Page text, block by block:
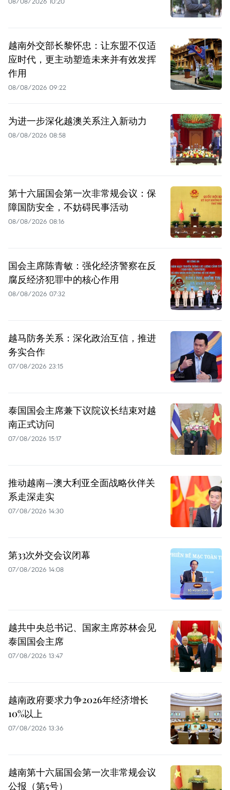
越南外交部长黎怀忠：让东盟不仅适
应时代，更主动塑造未来并有效发挥
作用
08/08/2026 09:22
为进一步深化越澳关系注入新动力
08/08/2026 08:58
第十六届国会第一次非常规会议：保
障国防安全，不妨碍民事活动
08/08/2026 08:16
国会主席陈青敏：强化经济警察在反
腐反经济犯罪中的核心作用
08/08/2026 07:32
越马防务关系：深化政治互信，推进
务实合作
07/08/2026 23:15
泰国国会主席兼下议院议长结束对越
南正式访问
07/08/2026 15:17
推动越南—澳大利亚全面战略伙伴关
系走深走实
07/08/2026 14:30
第33次外交会议闭幕
07/08/2026 14:08
越共中央总书记、国家主席苏林会见
泰国国会主席
07/08/2026 13:47
越南政府要求力争2026年经济增长
10%以上
07/08/2026 13:36
越南第十六届国会第一次非常规会议
公报（第5号）